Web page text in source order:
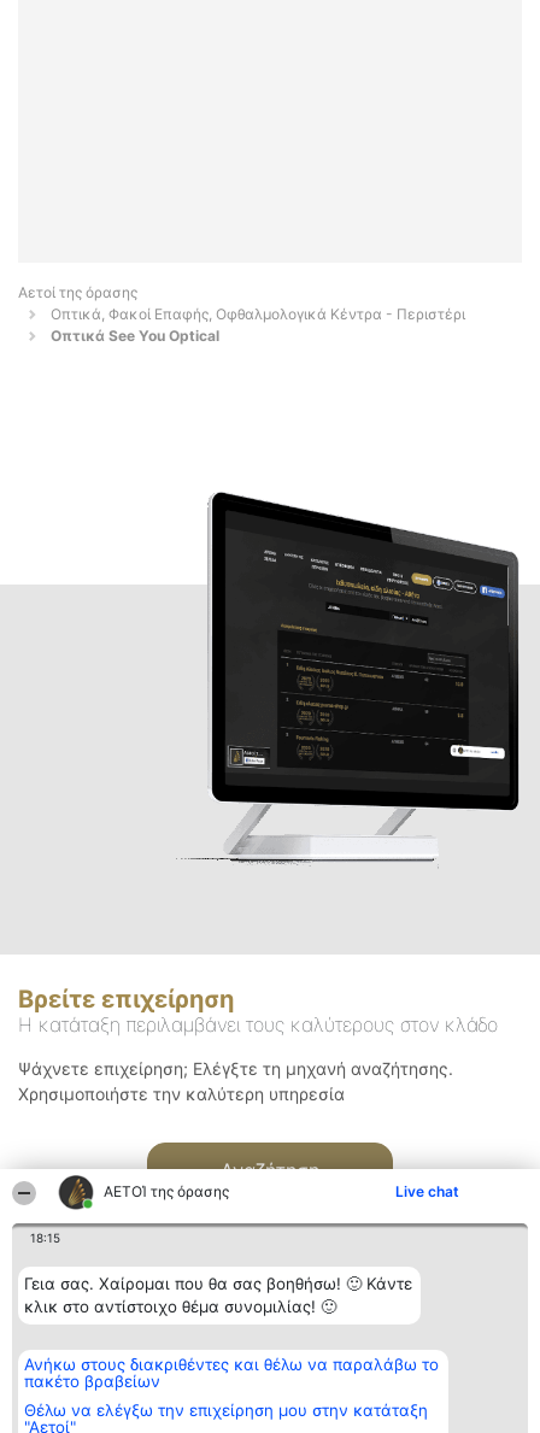
ΑΕΤΟΊ της όρασης Live chat
18:15
Γεια σας. Χαίρομαι που θα σας βοηθήσω! 🙂 Κάντε
κλικ στο αντίστοιχο θέμα συνομιλίας! 🙂
Ανήκω στους διακριθέντες και θέλω να παραλάβω το
πακέτο βραβείων
Θέλω να ελέγξω την επιχείρηση μου στην κατάταξη
"Αετοί"
Αετοί της όρασης
Οπτικά, Φακοί Επαφής, Οφθαλμολογικά Κέντρα - Περιστέρι
Οπτικά See You Optical
Βρείτε επιχείρηση
Η κατάταξη περιλαμβάνει τους καλύτερους στον κλάδο
Ψάχνετε επιχείρηση; Ελέγξτε τη μηχανή αναζήτησης.
Χρησιμοποιήστε την καλύτερη υπηρεσία
Αναζήτηση
Διοργανωτής της
κατάταξης
BEAUTIFUL COMPANY
ΤΗΛ. ΕΠΙΚΟΙΝΩΝΙΑΣ:
Κατάταξη
Διακριθέντες
των
διακριθέντων
Επικοινωνία
Επικοινωνία